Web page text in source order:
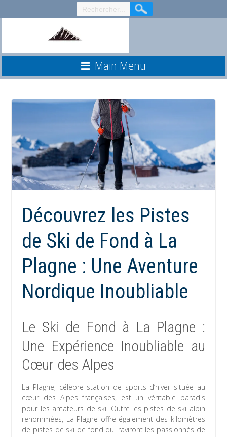
au
Main Menu
Découvrez les Pistes
de Ski de Fond à La
Plagne : Une Aventure
Nordique Inoubliable
Le Ski de Fond à La Plagne :
Une Expérience Inoubliable au
Cœur des Alpes
La Plagne, célèbre station de sports d’hiver située au
cœur des Alpes françaises, est un véritable paradis
pour les amateurs de ski. Outre les pistes de ski alpin
renommées, La Plagne offre également des kilomètres
de pistes de ski de fond qui raviront les passionnés de